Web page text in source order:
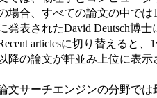
場合、すべての論文の中で
発表されたDavid Deutsch博
articlesに切り替えると
降の論文が軒並み上位に表示
サーチエンジンの分野では